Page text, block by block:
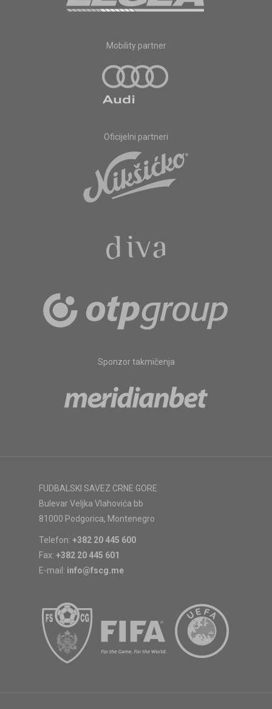
Mobility partner
Oficijelni partneri
Sponzor takmičenja
FUDBALSKI SAVEZ CRNE GORE
Bulevar Veljka Vlahovića bb
81000 Podgorica, Montenegro
Telefon: +382 20 445 600
Fax: +382 20 445 601
E-mail: info@fscg.me